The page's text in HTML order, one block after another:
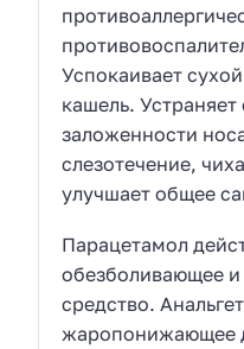
Успокаивает
кашель.
заложенности
слезотечение,
улучшает общее
Парацетамол
обезболивающее
средство.
жаропонижающее